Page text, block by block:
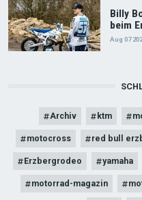
Billy
beim
Aug 07
Archiv ktm
motocross red bull
Erzbergrodeo yamaha
motorrad-magazin